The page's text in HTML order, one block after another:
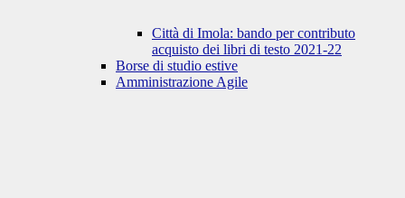
Città di Imola: bando per contributo
acquisto dei libri di testo 2021-22
Borse di studio estive
Amministrazione Agile